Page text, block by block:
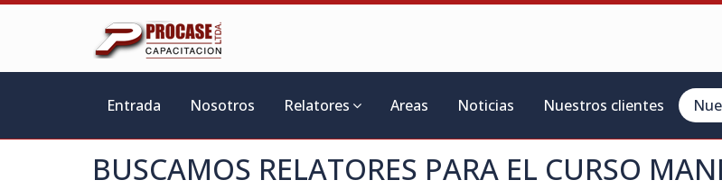
Entrada Nosotros Relatores Areas Noticias Nuestros clientes
BUSCAMOS RELATORES PARA EL CURSO